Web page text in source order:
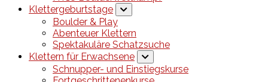
Klettergeburtstage
Boulder & Play
Abenteuer Klettern
Spektakuläre Schatzsuche
Klettern für Erwachsene
Schnupper- und Einstiegskurse